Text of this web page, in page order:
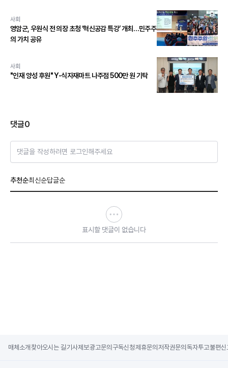
사회
영암군, 우원식 전 의장 초청 ‘혁신공감 특강’ 개최…민주주
의 가치 공유
사회
"인재 양성 후원" Y-식자재마트 나주점 500만 원 기탁
댓글0
댓글을 작성하려면 로그인해주세요
추천순최신순답글순
표시할 댓글이 없습니다
매체소개 찾아오시는 길기사제보광고문의 구독신청제휴문의 저작권문의 독자투고불편신